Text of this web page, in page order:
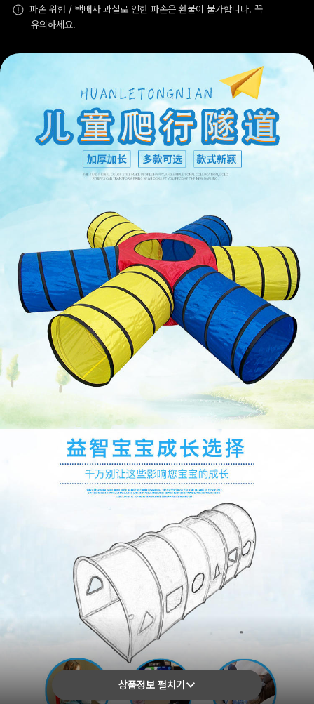
파손 위험 / 택배사 과실로 인한 파손은 환불이 불가합니다. 꼭
유의하세요.
상품정보 펼치기